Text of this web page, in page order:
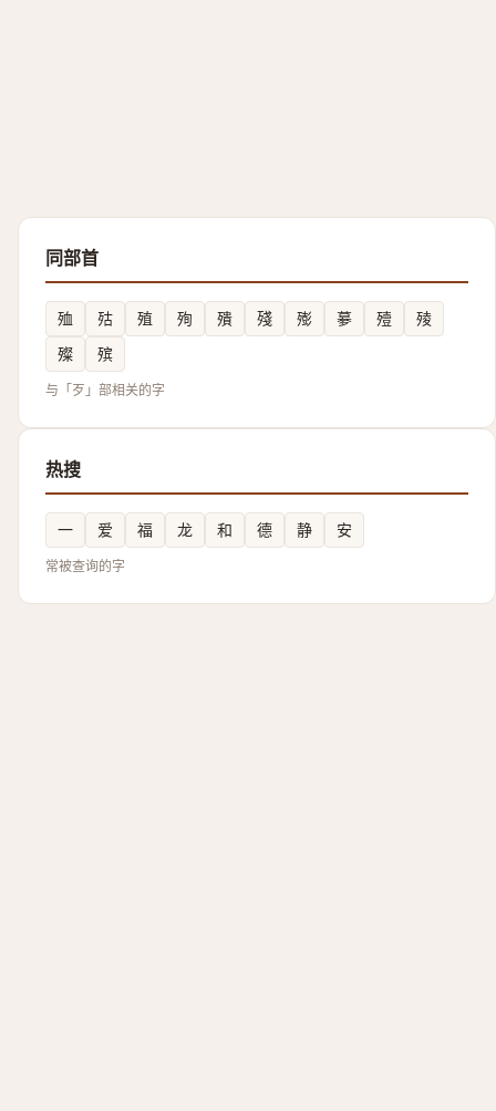
同部首
殈 㱠 殖 殉 殨 殘 㱶 㱳 殪
㱥
殩
殡
与「歹」部相关的字
热搜
一 爱 福 龙 和 德 静 安
常被查询的字